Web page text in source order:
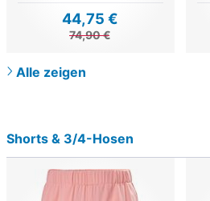
44,75 €
74,90 €
Alle zeigen
Shorts & 3/4-Hosen